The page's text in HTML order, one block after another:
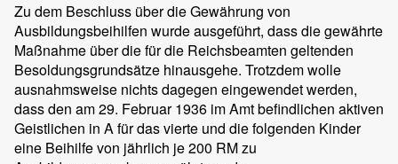
Zu dem Beschluss über die Gewährung von
Ausbildungsbeihilfen wurde ausgeführt, dass die gewährte
Maßnahme über die für die Reichsbeamten geltenden
Besoldungsgrundsätze hinausgehe. Trotzdem wolle
ausnahmsweise nichts dagegen eingewendet werden,
dass den am 29. Februar 1936 im Amt befindlichen aktiven
Geistlichen in A für das vierte und die folgenden Kinder
eine Beihilfe von jährlich je 200 RM zu